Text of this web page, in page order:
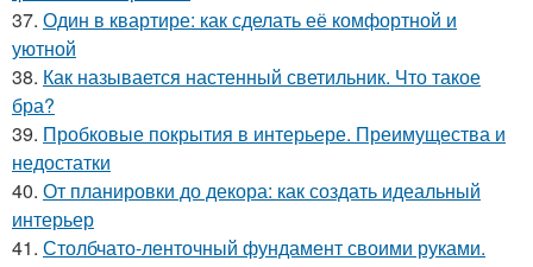
37. Один в квартире: как сделать её комфортной и
уютной
38. Как называется настенный светильник. Что такое
бра?
39. Пробковые покрытия в интерьере. Преимущества и
недостатки
40. От планировки до декора: как создать идеальный
интерьер
41. Столбчато-ленточный фундамент своими руками.